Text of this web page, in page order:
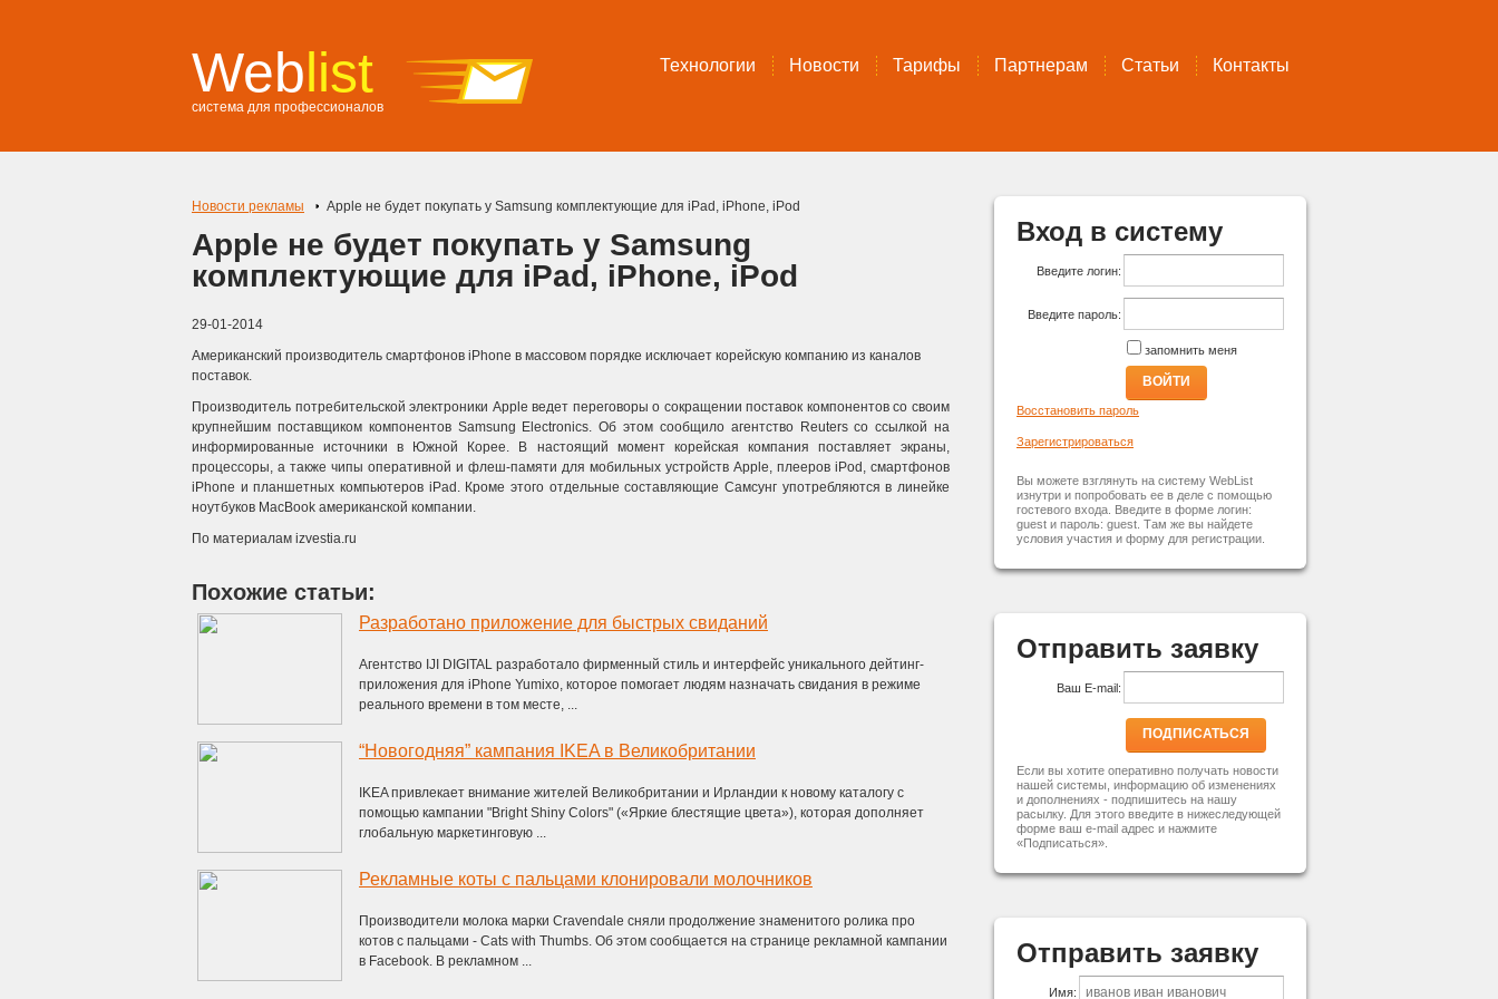
Weblist
система для профессионалов
Технологии Новости Тарифы Партнерам Статьи Контакты
Новости рекламы Apple не будет покупать у Samsung комплектующие для iPad, iPhone, iPod
Apple не будет покупать у Samsung
комплектующие для iPad, iPhone, iPod
29-01-2014
Американский производитель смартфонов iPhone в массовом порядке исключает корейскую компанию из каналов
поставок.
Производитель потребительской электроники Apple ведет переговоры о сокращении поставок компонентов со своим
крупнейшим поставщиком компонентов Samsung Electronics. Об этом сообщило агентство Reuters со ссылкой на
информированные источники в Южной Корее. В настоящий момент корейская компания поставляет экраны,
процессоры, а также чипы оперативной и флеш-памяти для мобильных устройств Apple, плееров iPod, смартфонов
iPhone и планшетных компьютеров iPad.Кроме этого отдельные составляющие Самсунг употребляются в линейке
ноутбуков MacBook американской компании.
По материалам izvestia.ru
Похожие статьи:
Разработано приложение для быстрых свиданий
Агентство IJI DIGITAL разработало фирменный стиль и интерфейс уникального дейтинг-
приложения для iPhone Yumixo, которое помогает людям назначать свидания в режиме
реального времени в том месте, ...
“Новогодняя” кампания IKEA в Великобритании
IKEA привлекает внимание жителей Великобритании и Ирландии к новому каталогу с
помощью кампании "Bright Shiny Colors" («Яркие блестящие цвета»), которая дополняет
глобальную маркетинговую ...
Рекламные коты с пальцами клонировали молочников
Производители молока марки Cravendale сняли продолжение знаменитого ролика про
котов с пальцами - Cats with Thumbs. Об этом сообщается на странице рекламной кампании
в Facebook. В рекламном ...
Вход в систему
Введите логин:
Введите пароль:
запомнить меня
ВОЙТИ
Восстановить пароль
Зарегистрироваться
Вы можете взглянуть на систему WebList
изнутри и попробовать ее в деле с помощью
гостевого входа. Введите в форме логин:
guest и пароль: guest. Там же вы найдете
условия участия и форму для регистрации.
Отправить заявку
Ваш E-mail:
ПОДПИСАТЬСЯ
Если вы хотите оперативно получать новости
нашей системы, информацию об изменениях
и дополнениях - подпишитесь на нашу
расылку. Для этого введите в нижеследующей
форме ваш e-mail адрес и нажмите
«Подписаться».
Отправить заявку
Имя: